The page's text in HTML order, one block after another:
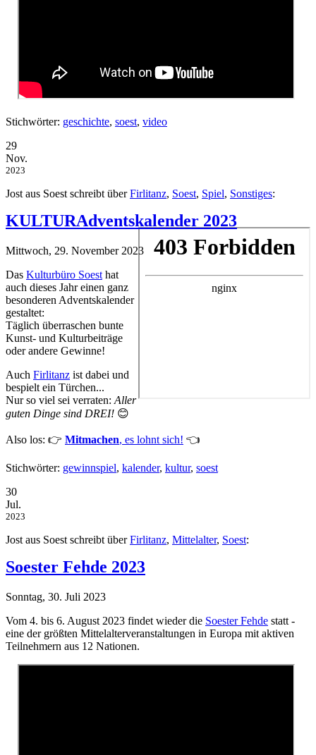
Stichwörter: geschichte, soest, video
29
Nov.
2023
Jost aus Soest schreibt überFirlitanz, Soest, Spiel, Sonstiges:
KULTURAdventskalender 2023
Mittwoch, 29. November 2023
Das Kulturbüro Soest hat
auch dieses Jahr einen ganz
besonderen Adventskalender
gestaltet:
Täglich überraschen bunte
Kunst- und Kulturbeiträge
oder andere Gewinne!
Auch Firlitanz ist dabei und
bespielt ein Türchen...
Nur so viel sei verraten: Aller
guten Dinge sind DREI! 😊
Also los: 👉 Mitmachen, es lohnt sich! 👈
Stichwörter: gewinnspiel, kalender, kultur, soest
30
Jul.
2023
Jost aus Soest schreibt überFirlitanz, Mittelalter, Soest:
Soester Fehde 2023
Sonntag, 30. Juli 2023
Vom 4. bis 6. August 2023 findet wieder die Soester Fehde statt -
eine der größten Mittelalterveranstaltungen in Europa mit aktiven
Teilnehmern aus 12 Nationen.